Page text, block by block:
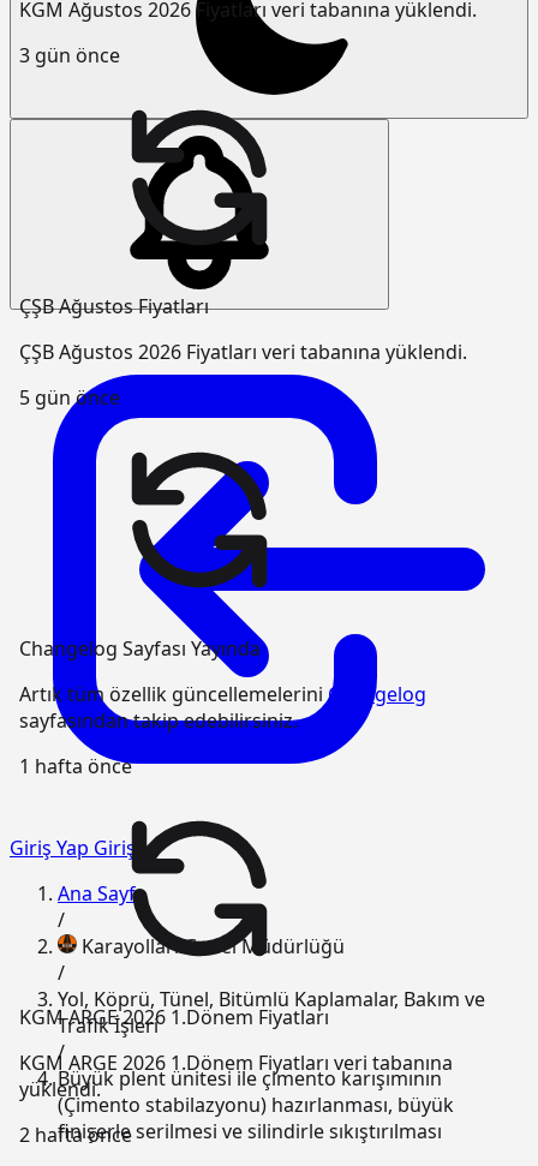
KGM Ağustos 2026 Fiyatları veri tabanına yüklendi.
3 gün önce
ÇŞB Ağustos Fiyatları
ÇŞB Ağustos 2026 Fiyatları veri tabanına yüklendi.
5 gün önce
Changelog Sayfası Yayında
Artık tüm özellik güncellemeleriniChangelog
sayfasından takip edebilirsiniz.
1 hafta önce
KGM ARGE 2026 1.Dönem Fiyatları
KGM ARGE 2026 1.Dönem Fiyatları veri tabanına
yüklendi.
2 hafta önce
Giriş Yap Giriş
Ana Sayfa
/
Karayolları Genel Müdürlüğü
/
Yol, Köprü, Tünel, Bitümlü Kaplamalar, Bakım ve
Trafik İşleri
/
Büyük plent ünitesi ile çimento karışımının
(Çimento stabilazyonu) hazırlanması, büyük
finişerle serilmesi ve silindirle sıkıştırılması